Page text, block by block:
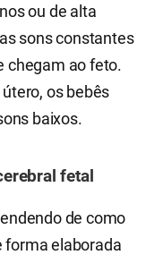
ou de alta
sons constantes
chegam ao feto.
os bebês
baixos.
fetal
de como
forma elaborada